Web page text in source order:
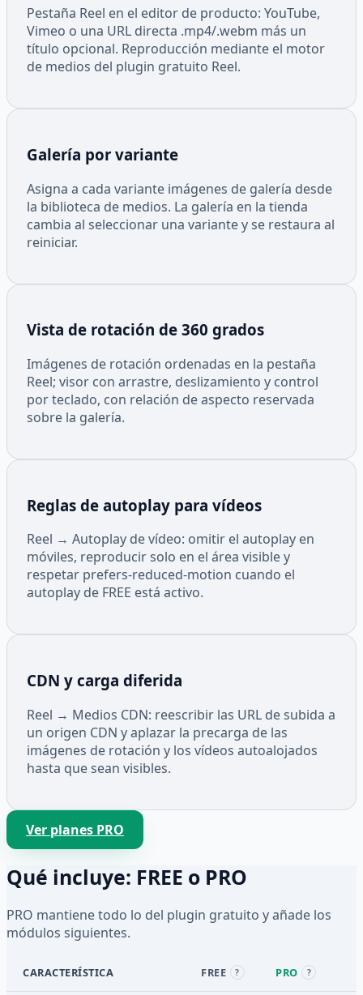
Pestaña Reel en el editor de producto: YouTube,
Vimeo o una URL directa .mp4/.webm más un
título opcional. Reproducción mediante el motor
de medios del plugin gratuito Reel.
Galería por variante
Asigna a cada variante imágenes de galería desde
la biblioteca de medios. La galería en la tienda
cambia al seleccionar una variante y se restaura al
reiniciar.
Vista de rotación de 360 grados
Imágenes de rotación ordenadas en la pestaña
Reel; visor con arrastre, deslizamiento y control
por teclado, con relación de aspecto reservada
sobre la galería.
Reglas de autoplay para vídeos
Reel → Autoplay de vídeo: omitir el autoplay en
móviles, reproducir solo en el área visible y
respetar prefers-reduced-motion cuando el
autoplay de FREE está activo.
CDN y carga diferida
Reel → Medios CDN: reescribir las URL de subida a
un origen CDN y aplazar la precarga de las
imágenes de rotación y los vídeos autoalojados
hasta que sean visibles.
Ver planes PRO
Qué incluye: FREE o PRO
PRO mantiene todo lo del plugin gratuito y añade los
módulos siguientes.
CARACTERÍSTICA FREE ? PRO ?